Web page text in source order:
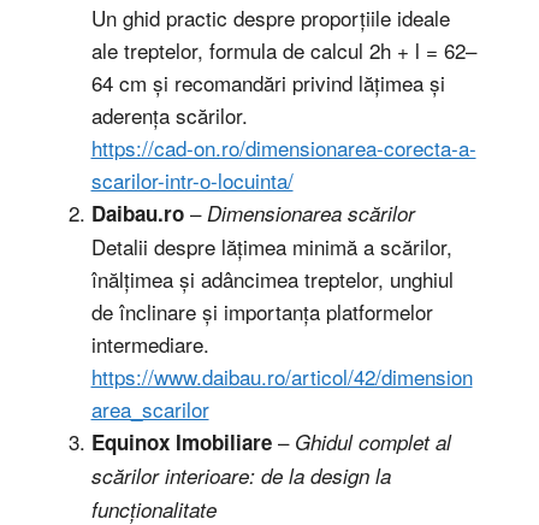
Un ghid practic despre proporțiile ideale
ale treptelor, formula de calcul 2h + l = 62–
64 cm și recomandări privind lățimea și
aderența scărilor.
https://cad-on.ro/dimensionarea-corecta-a-
scarilor-intr-o-locuinta/
Daibau.ro– Dimensionarea scărilor
Detalii despre lățimea minimă a scărilor,
înălțimea și adâncimea treptelor, unghiul
de înclinare și importanța platformelor
intermediare.
https://www.daibau.ro/articol/42/dimension
area_scarilor
Equinox Imobiliare– Ghidul complet al
scărilor interioare: de la design la
funcționalitate